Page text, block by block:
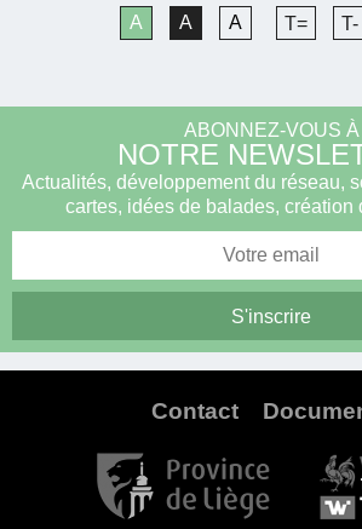
A A A T= T-
ABONNEZ-VOUS À
NOTRE
Actualités, développement du réseau,
cartes, idées de balades, création
Contact